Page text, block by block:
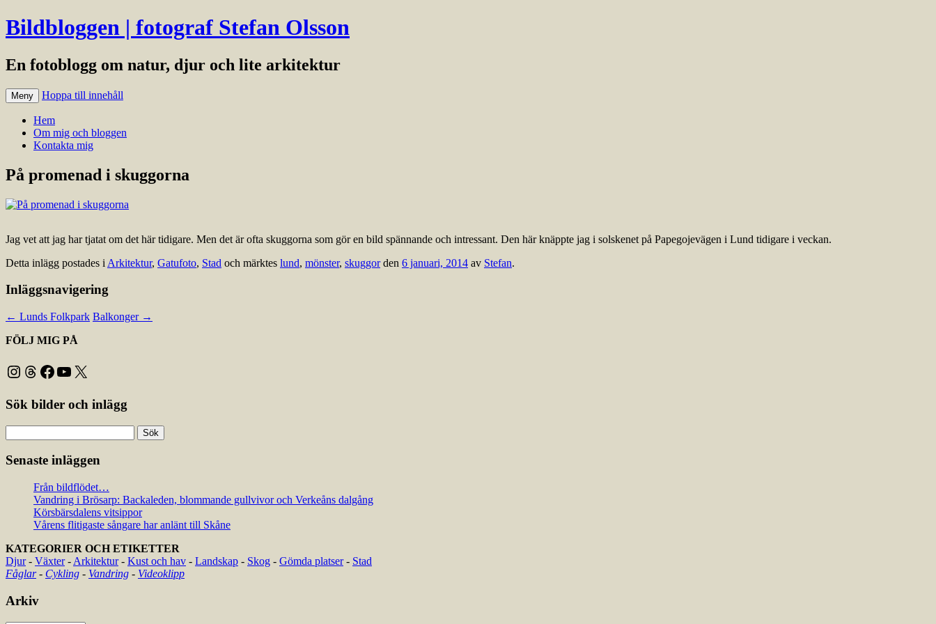
Bildbloggen | fotograf Stefan Olsson
En fotoblogg om natur, djur och lite arkitektur
Meny Hoppa till innehåll
Hem
Om mig och bloggen
Kontakta mig
På promenad i skuggorna
Jag vet att jag har tjatat om det här tidigare. Men det är ofta skuggorna som gör en bild spännande och intressant. Den här knäppte jag i solskenet på Papegojevägen i Lund tidigare i veckan.
Detta inlägg postades i Arkitektur, Gatufoto, Stad och märktes lund, mönster, skuggorden 6 januari, 2014 av Stefan.
Inläggsnavigering
← Lunds Folkpark Balkonger →
FÖLJ MIG PÅ
Instagram
Threads
Facebook
YouTube
X
Sök bilder och inlägg
efter:
Senaste inläggen
Från bildflödet…
Vandring i Brösarp: Backaleden, blommande gullvivor och Verkeåns dalgång
Körsbärsdalens vitsippor
Vårens flitigaste sångare har anlänt till Skåne
KATEGORIER OCH ETIKETTER
Djur- Växter- Arkitektur- Kust och hav - Landskap - Skog - Gömda platser- Stad
Fåglar- Cykling - Vandring - Videoklipp
Arkiv